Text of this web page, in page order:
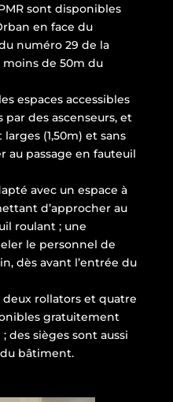
sont disponibles
en face du
numéro 29 de la
moins de 50m du
espaces accessibles
des ascenseurs, et
(1,50m) et sans
au passage en fauteuil
avec un espace à
d’approcher au
roulant ; une
le personnel de
dès avant l’entrée du
rollators et quatre
gratuitement
des sièges sont aussi
bâtiment.